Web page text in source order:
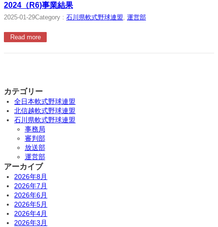
2024（R6)事業結果
2025-01-29Category : 石川県軟式野球連盟 運営部
Read more
カテゴリー
全日本軟式野球連盟
北信越軟式野球連盟
石川県軟式野球連盟
事務局
審判部
放送部
運営部
アーカイブ
2026年8月
2026年7月
2026年6月
2026年5月
2026年4月
2026年3月